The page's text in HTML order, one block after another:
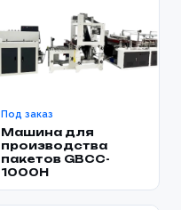
Под заказ
Машина для
производства
пакетов GBCC-
1000H